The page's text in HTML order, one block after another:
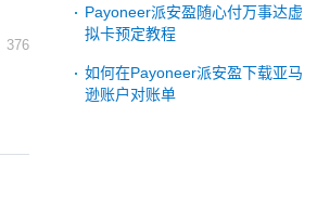
376
Payoneer派安盈随心付万事达虚
拟卡预定教程
如何在Payoneer派安盈下载亚马
逊账户对账单